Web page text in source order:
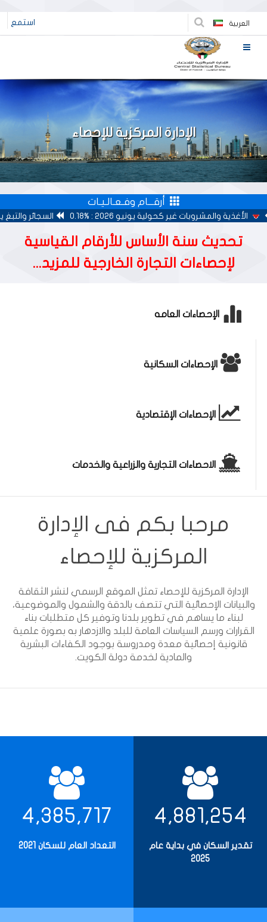
العربية استمع
مرحبا بكم في
الإدارة المركزية للإحصاء
أرقـــام وفـعـالـيـات
والمشروبات غير كحولية يونيو 2026 : %0.18 السجائر والتبغ يونيو 2026 : %0.00
تحديث سنة الأساس للأرقام القياسية
لإحصاءات التجارة الخارجية للمزيد...
الإحصاءات العامه
الإحصاءات السكانية
الإحصاءات الإقتصادية
الاحصاءات التجارية والزراعية والخدمات
مرحبا بكم فى الإدارة
المركزية للإحصاء
الإدارة المركزية للإحصاء تمثل الموقع الرسمي لنشر الثقافة
والبيانات الإحصائية التي تتصف بالدقة والشمول والموضوعية،
لبناء ما يساهم في تطوير بلدنا وتوفير كل متطلبات بناء
القرارات ورسم السياسات العامة للبلد والازدهار به بصورة علمية
قانونية إحصائية معدة ومدروسة بوجود الكفاءات البشرية
والمادية لخدمة دولة الكويت.
4,881,254
تقدير السكان في بداية عام
2025
4,385,717
التعداد العام للسكان 2021